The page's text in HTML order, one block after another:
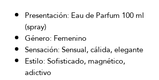
Presentación: Eau de Parfum 100 ml
(spray)
Género: Femenino
Sensación: Sensual, cálida, elegante
Estilo: Sofisticado, magnético,
adictivo